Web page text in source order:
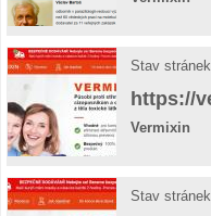
Stav
https://
Vermixin
Stav